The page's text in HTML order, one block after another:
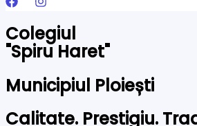
Colegiul
"Spiru Haret"
Municipiul Ploiești
Calitate. Prestigiu.